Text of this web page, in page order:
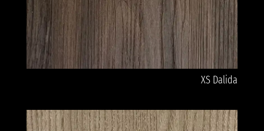
XS Dalida